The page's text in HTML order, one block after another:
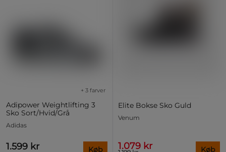
Adipower Weightlifting 3
Sko Sort/Hvid/Grå
+ 3 farver
Adidas
1.599 kr Køb
Elite Bokse Sko Guld
Venum
1.079 kr Køb